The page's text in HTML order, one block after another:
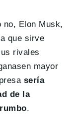
no, Elon Musk,
que sirve
rivales
mayor
sería
de la
.